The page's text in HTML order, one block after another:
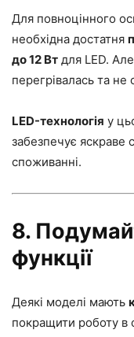
Для повноцінного
необхідна достатня
до 12 Вт для LED.
перегрівалась та не
LED-технологія у
забезпечує яскраве
споживанні.
8.
функції
Деякі моделі мають
покращити роботу в